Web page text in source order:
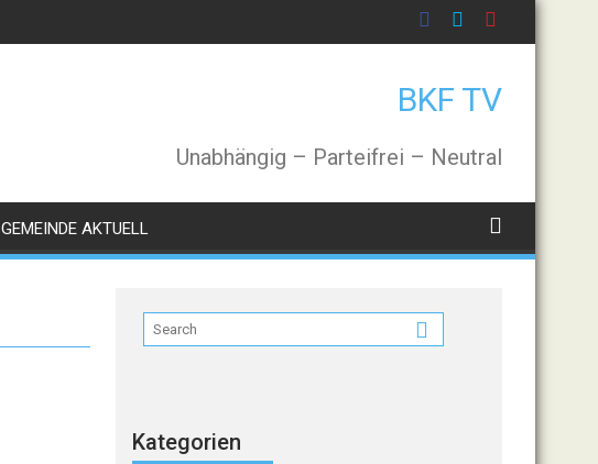
BKF TV
Unabhängig – Parteifrei – Neutral
GEMEINDE AKTUELL
Kategorien